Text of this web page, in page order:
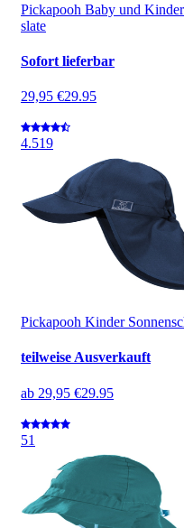
Pickapooh Baby und
slate
Sofort lieferbar
29,95 €29.95
4.519
Pickapooh Kinder
teilweise Ausverkauft
ab 29,95 €29.95
51